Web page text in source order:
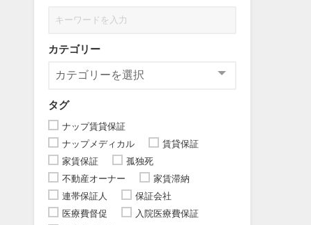
カテゴリー
タグ
ナップ賃貸保証
ナップメディカル
賃貸保証
家賃保証
孤独死
不動産オーナー
家賃滞納
連帯保証人
保証会社
医療費督促
入院医療費保証